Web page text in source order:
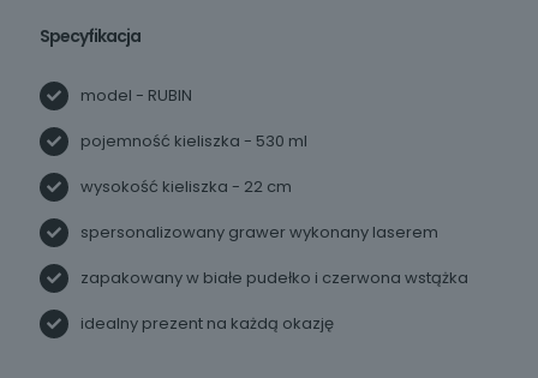
W22
Specyfikacja
model - RUBIN
pojemność kieliszka - 530 ml
wysokość kieliszka - 22 cm
spersonalizowany grawer wykonany laserem
zapakowany w białe pudełko i czerwona wstążka
idealny prezent na każdą okazję